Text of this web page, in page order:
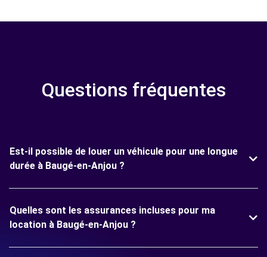
Questions fréquentes
Est-il possible de louer un véhicule pour une longue
durée à Baugé-en-Anjou ?
Quelles sont les assurances incluses pour ma
location à Baugé-en-Anjou ?